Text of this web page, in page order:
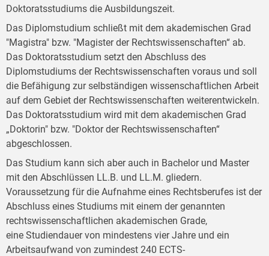
Doktoratsstudiums die Ausbildungszeit.
Das Diplomstudium schließt mit dem akademischen Grad
"Magistra" bzw. "Magister der Rechtswissenschaften“ ab.
Das Doktoratsstudium setzt den Abschluss des
Diplomstudiums der Rechtswissenschaften voraus und soll
die Befähigung zur selbständigen wissenschaftlichen Arbeit
auf dem Gebiet der Rechtswissenschaften weiterentwickeln.
Das Doktoratsstudium wird mit dem akademischen Grad
„Doktorin" bzw. "Doktor der Rechtswissenschaften“
abgeschlossen.
Das Studium kann sich aber auch in Bachelor und Master
mit den Abschlüssen LL.B. und LL.M. gliedern.
Voraussetzung für die Aufnahme eines Rechtsberufes ist der
Abschluss eines Studiums mit einem der genannten
rechtswissenschaftlichen akademischen Grade,
eine Studiendauer von mindestens vier Jahre und ein
Arbeitsaufwand von zumindest 240 ECTS-